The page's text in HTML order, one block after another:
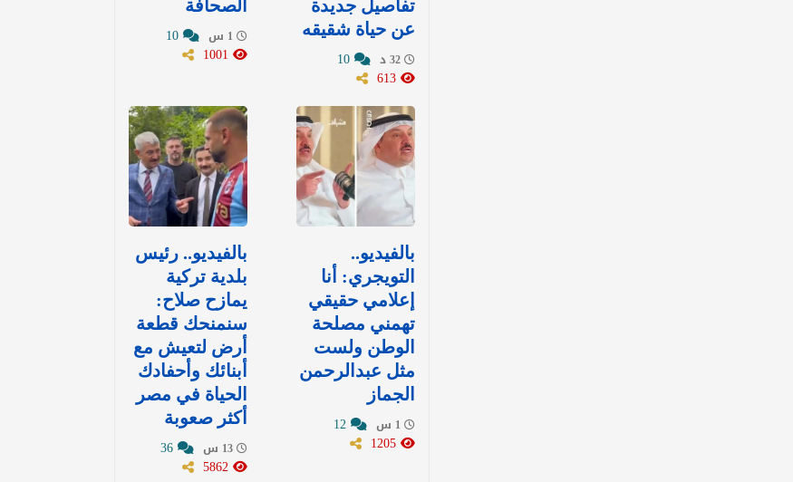
تفاصيل جديدة
عن حياة شقيقه
الصحافة
بالفيديو..
التويجري: أنا
إعلامي حقيقي
تهمني مصلحة
الوطن ولست
مثل عبدالرحمن
الجماز
بالفيديو.. رئيس
بلدية تركية
يمازح صلاح:
سنمنحك قطعة
أرض لتعيش مع
أبنائك وأحفادك
الحياة في مصر
أكثر صعوبة